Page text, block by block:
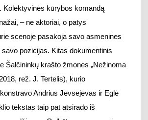
tekstas taip pat atsirad
medžiagos.
albūt, sureagavus į
kritiką,
buvo sukurti dvilypiai
aktoriai, atliekan tys tyrimą,
ir Šalčininkų krašto žmon
s,
istorijas. Taigi, dokumentiniame
išbandyti naujos temos ir
dramos
teatro kūrėjų ir žiūrovų dėmesį į
provincijos gyvenimą